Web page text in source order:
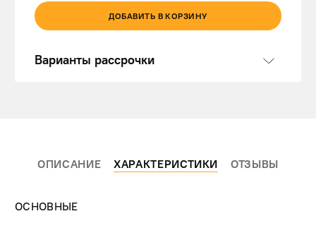
ДОБАВИТЬ В КОРЗИНУ
Варианты рассрочки
ОПИСАНИЕ ХАРАКТЕРИСТИКИ ОТЗЫВЫ
ОСНОВНЫЕ